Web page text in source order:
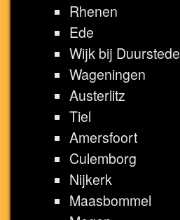
Rhenen
Ede
Wijk bij Duurstede
Wageningen
Austerlitz
Tiel
Amersfoort
Culemborg
Nijkerk
Maasbommel